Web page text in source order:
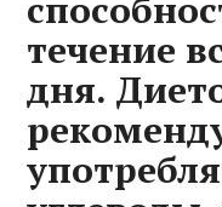
течение
дня.